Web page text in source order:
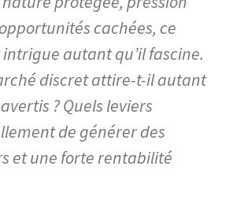
cachées, ce
autant qu’il fascine.
discret attire-t-il autant
? Quels leviers
de générer des
et une forte rentabilité